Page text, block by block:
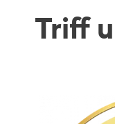
Triff